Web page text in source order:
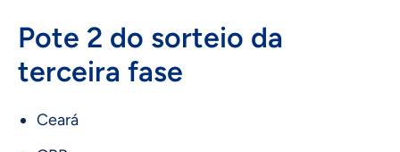
Pote 2 do sorteio da
terceira fase
Ceará